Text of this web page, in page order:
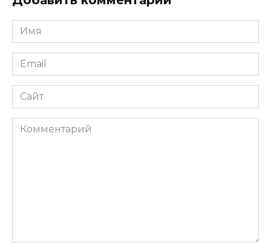
Имя
*
Email
*
Сайт
Комментарий